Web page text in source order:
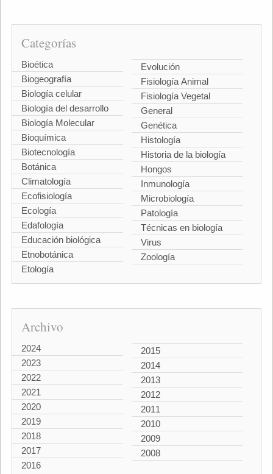
Categorías
Bioética
Biogeografía
Biología celular
Biología del desarrollo
Biología Molecular
Bioquímica
Biotecnología
Botánica
Climatología
Ecofisiología
Ecología
Edafología
Educación biológica
Etnobotánica
Etología
Evolución
Fisiología Animal
Fisiología Vegetal
General
Genética
Histología
Historia de la biología
Hongos
Inmunología
Microbiología
Patología
Técnicas en biología
Virus
Zoología
Archivo
2024
2023
2022
2021
2020
2019
2018
2017
2016
2015
2014
2013
2012
2011
2010
2009
2008